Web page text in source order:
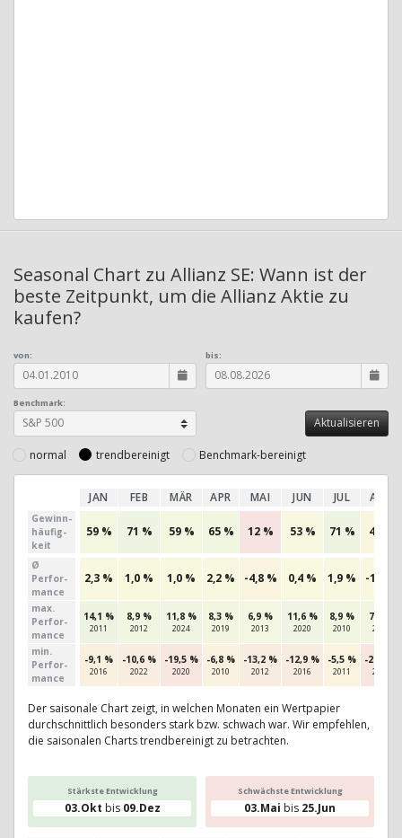
Seasonal Chart zu Allianz SE: Wann ist der
beste Zeitpunkt, um die Allianz Aktie zu
kaufen?
Benchmark:
von: bis:
normal trendbereinigt Benchmark-bereinigt
JAN FEB MÄR APR MAI JUN JUL AUG
Gewinn­
häufig­
keit
59 % 71 % 59 % 65 % 12 % 53 % 71 % 44 %
Ø
Perfor­
mance
2,3 % 1,0 % 1,0 % 2,2 % -4,8 % 0,4 % 1,9 % -1,7 %
max.
Per­for­
mance
14,1 %
2011
8,9 %
2012
11,8 %
2024
8,3 %
2019
6,9 %
2013
11,6 %
2020
8,9 %
2010
7,7 %
2024
min.
Per­for­
mance
-9,1 %
2016
-10,6 %
2022
-19,5 %
2020
-6,8 %
2010
-13,2 %
2012
-12,9 %
2016
-5,5 %
2011
-21,2 %
2011
Der saisonale Chart zeigt, in welchen Monaten ein Wertpapier
durchschnittlich besonders stark bzw. schwach war. Wir empfehlen,
die saisonalen Charts trendbereinigt zu betrachten.
Stärkste Entwicklung
03.Okt bis 09.Dez
Schwächste Entwicklung
03.Mai bis 25.Jun